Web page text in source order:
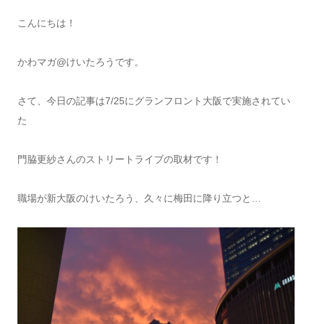
こんにちは！
かわマガ@けいたろうです。
さて、今日の記事は7/25にグランフロント大阪で実施されてい
た
門脇更紗さんのストリートライブの取材です！
職場が新大阪のけいたろう、久々に梅田に降り立つと…